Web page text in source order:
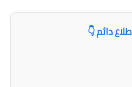
المرحلة الابتدائية
المرحلة المتوسطة
دائم 👇